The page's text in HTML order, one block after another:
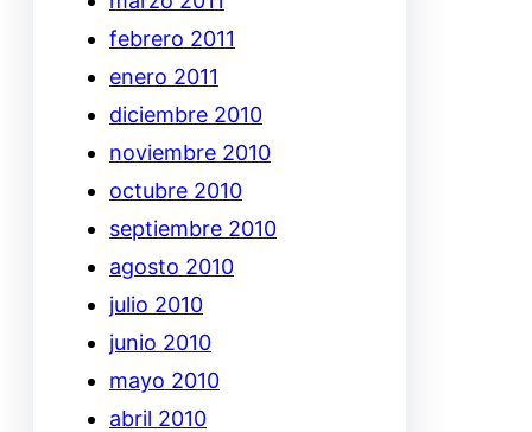
febrero 2011
enero 2011
diciembre 2010
noviembre 2010
octubre 2010
septiembre 2010
agosto 2010
julio 2010
junio 2010
mayo 2010
abril 2010